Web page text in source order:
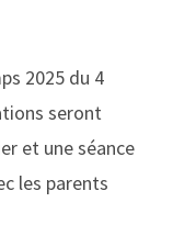
2025 du 4
seront
et une séance
les parents